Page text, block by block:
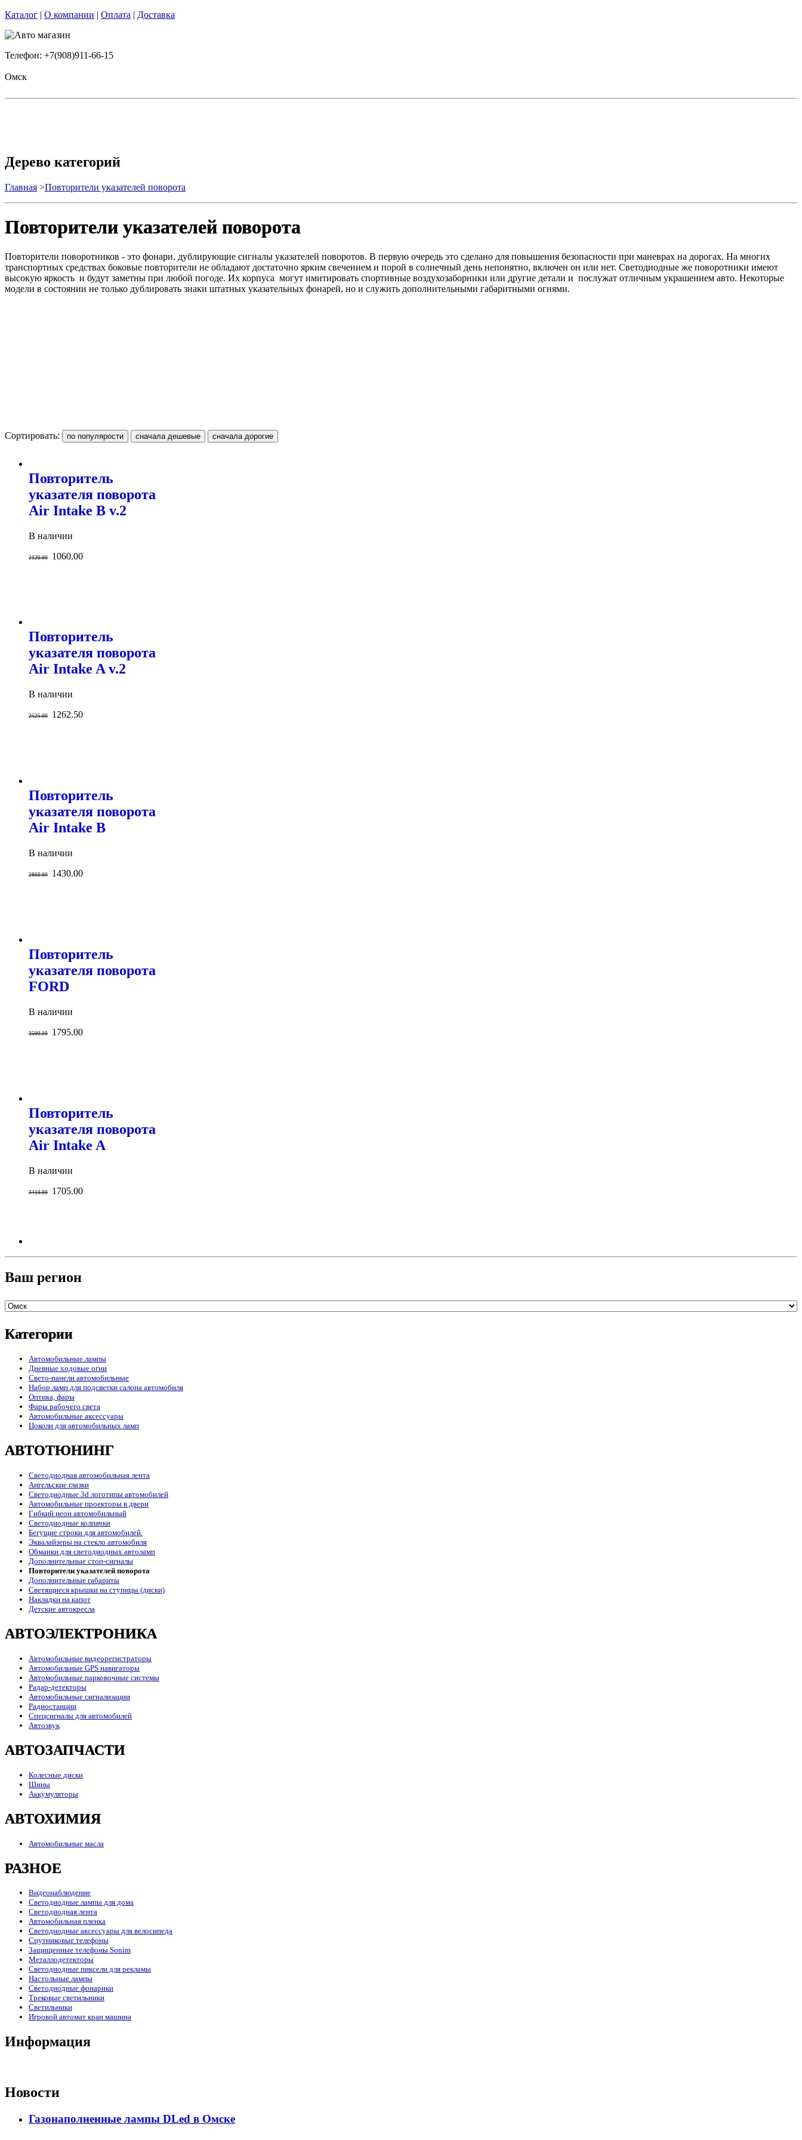
Каталог | О компании | Оплата | Доставка
Телефон: +7(908)911-66-15
Омск
Дерево категорий
Главная >Повторители указателей поворота
Повторители указателей поворота
Повторители поворотников - это фонари, дублирующие сигналы указателей поворотов. В первую очередь это сделано для повышения безопасности при маневрах на дорогах. На многих
транспортных средствах боковые повторители не обладают достаточно ярким свечением и порой в солнечный день непонятно, включен он или нет. Светодиодные же поворотники имеют
высокую яркость и будут заметны при любой погоде. Их корпуса могут имитировать спортивные воздухозаборники или другие детали и послужат отличным украшением авто. Некоторые
модели в состоянии не только дублировать знаки штатных указательных фонарей, но и служить дополнительными габаритными огнями.
Сортировать:
Повторитель
указателя поворота
Air Intake B v.2
В наличии
2120.00 1060.00
Повторитель
указателя поворота
Air Intake A v.2
В наличии
2525.00 1262.50
Повторитель
указателя поворота
Air Intake B
В наличии
2860.00 1430.00
Повторитель
указателя поворота
FORD
В наличии
3590.00 1795.00
Повторитель
указателя поворота
Air Intake A
В наличии
3410.00 1705.00
Ваш регион
Категории
Автомобильные лампы
Дневные ходовые огни
Свето-панели автомобильные
Набор ламп для подсветки салона автомобиля
Оптика, фары
Фары рабочего света
Автомобильные аксессуары
Цоколи для автомобильных ламп
АВТОТЮНИНГ
Светодиодная автомобильная лента
Ангельские глазки
Светодиодные 3d логотипы автомобилей
Автомобильные проекторы в двери
Гибкий неон автомобильный
Светодиодные колпачки
Бегущие строки для автомобилей.
Эквалайзеры на стекло автомобиля
Обманки для светодиодных автоламп
Дополнительные стоп-сигналы
Повторители указателей поворота
Дополнительные габариты
Светящиеся крышки на ступицы (диски)
Накладки на капот
Детские автокресла
АВТОЭЛЕКТРОНИКА
Автомобильные видеорегистраторы
Автомобильные GPS навигаторы
Автомобильные парковочные системы
Радар-детекторы
Автомобильные сигнализации
Радиостанции
Спецсигналы для автомобилей
Автозвук
АВТОЗАПЧАСТИ
Колесные диски
Шины
Аккумуляторы
АВТОХИМИЯ
Автомобильные масла
РАЗНОЕ
Видеонаблюдение
Светодиодные лампы для дома
Светодиодная лента
Автомобильная пленка
Светодиодные аксессуары для велосипеда
Спутниковые телефоны
Защищенные телефоны Sonim
Металлодетекторы
Светодиодные пиксели для рекламы
Настольные лампы
Светодиодные фонарики
Трековые светильники
Светильники
Игровой автомат кран машина
Информация
Новости
Газонаполненные лампы DLed в Омске